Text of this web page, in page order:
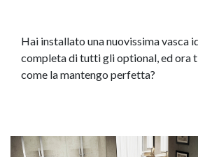
Hai installato una nuovissima vasca
completa di tutti gli optional, ed ora
come la mantengo perfetta?